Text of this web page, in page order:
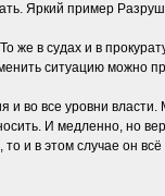
Яркий пример
же в судах и в
ситуацию можно
и во все уровни
И медленно, но
и в этом случае он